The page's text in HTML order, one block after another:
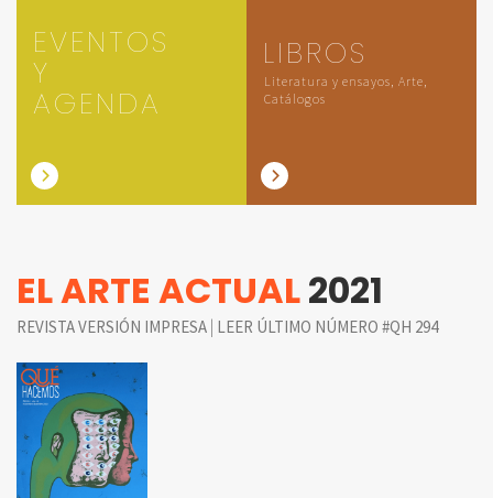
EVENTOS
Y
AGENDA
LIBROS
Literatura y ensayos, Arte,
Catálogos
EL ARTE ACTUAL2021
REVISTA VERSIÓN IMPRESA | LEER ÚLTIMO NÚMERO #QH 294